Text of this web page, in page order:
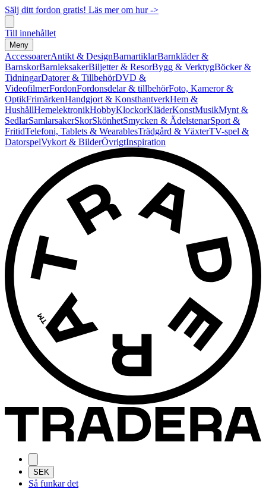
Sälj ditt fordon gratis! Läs mer om hur ->
Till innehållet
Meny
AccessoarerAntikt & DesignBarnartiklarBarnkläder &
BarnskorBarnleksakerBiljetter & ResorBygg & VerktygBöcker &
TidningarDatorer & TillbehörDVD &
VideofilmerFordonFordonsdelar & tillbehörFoto, Kameror &
OptikFrimärkenHandgjort & KonsthantverkHem &
HushållHemelektronikHobbyKlockorKläderKonstMusikMynt &
SedlarSamlarsakerSkorSkönhetSmycken & ÄdelstenarSport &
FritidTelefoni, Tablets & WearablesTrädgård & VäxterTV-spel &
DatorspelVykort & BilderÖvrigtInspiration
SEK
Så funkar det